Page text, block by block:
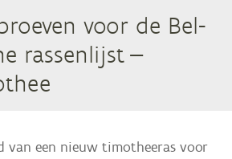
voor de Bel­
ras­sen­lijst —
van een nieuw timotheeras voor